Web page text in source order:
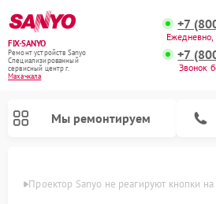
FIX-SANYO
Ремонт устройств Sanyo
Специализированный
cервисный центр г.
Махачкала
+7
+7
Звонок
Мы ремонтируем
Проектор Sanyo не реагируют кнопки на